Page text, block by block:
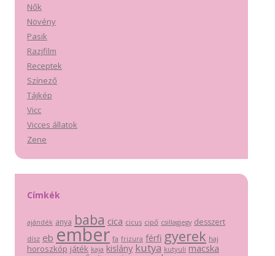
Nők
Növény
Pasik
Razjfilm
Receptek
Színező
Tájkép
Vicc
Vicces állatok
Zene
Címkék
ajándék anya baba cica cicus cipő csillagjegy desszert
dísz eb ember fa frizura férfi gyerek haj
horoszkóp játék kaja kislány kutya kutyuli macska